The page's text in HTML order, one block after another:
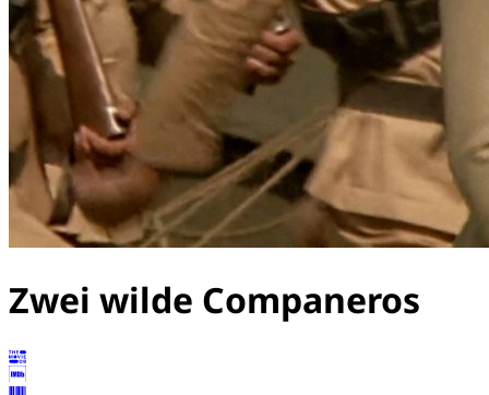
Zwei wilde Companeros